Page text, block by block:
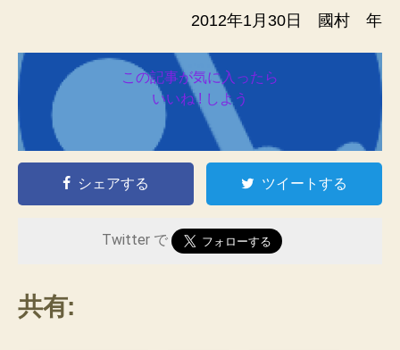
2012年1月30日 國村 年
この記事が気に入ったら
いいね ! しよう
シェアする ツイートする
Twitter で
共有: